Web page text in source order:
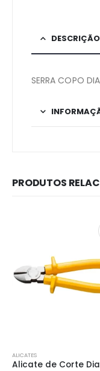
DESCRIÇÃO
SERRA COPO
PRODUTOS
ALICATES